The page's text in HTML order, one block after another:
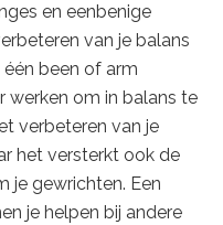
en eenbenige
van je balans
been of arm
werken om in balans te
verbeteren van je
het versterkt ook de
je gewrichten. Een
je helpen bij andere